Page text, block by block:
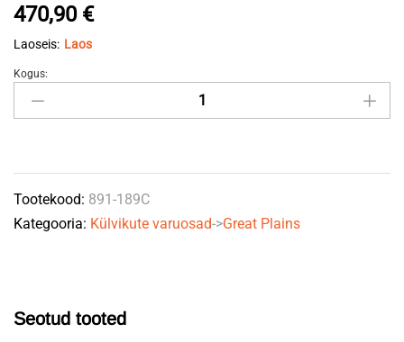
470,90 €
Laoseis: Laos
Haaketiisli
quantity
Kogus:
Tootekood: 891-189C
Kategooria: Külvikute varuosad->Great Plains
Seotud tooted